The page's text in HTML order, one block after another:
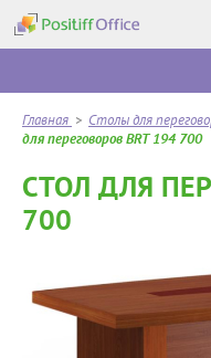
Главная > Столы для
для переговоров BRT 194 700
СТОЛ ДЛЯ
700